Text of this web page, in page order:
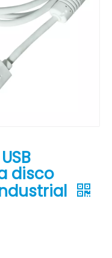
disco